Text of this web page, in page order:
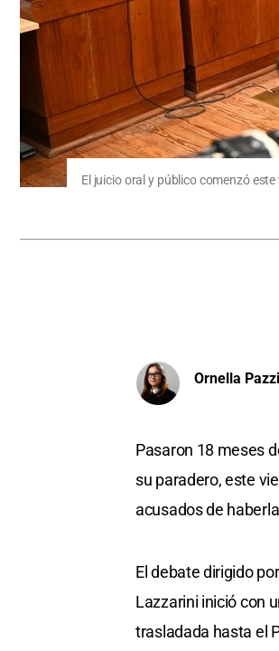
El juicio oral y público comenzó
Ornella Pazzi
Pasaron 18 meses
su paradero, este
acusados de
El debate dirigido
Lazzarini inició con
trasladada hasta el